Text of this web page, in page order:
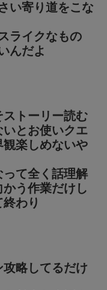
い寄り道をこな
ライクなもの
んだよ
トーリー読む
いとお使いクエ
観楽しめないや
て全く話理解
かう作業だけし
わり
略してるだけ